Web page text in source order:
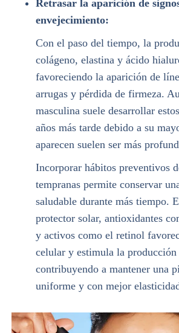
Retrasar la aparición de
envejecimiento:
Con el paso del tiempo, la
colágeno, elastina y ácido
favoreciendo la aparición de
arrugas y pérdida de firmeza.
masculina suele desarrollar
años más tarde debido a su
aparecen suelen ser más
Incorporar hábitos preventivos
tempranas permite conservar
saludable durante más tiempo.
protector solar, antioxidantes
y activos como el retinol
celular y estimula la producción
contribuyendo a mantener una
uniforme y con mejor